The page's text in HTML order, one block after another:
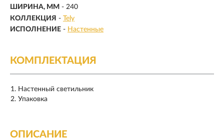
ШИРИНА, ММ - 240
КОЛЛЕКЦИЯ - Tely
ИСПОЛНЕНИЕ - Настенные
КОМПЛЕКТАЦИЯ
Настенный светильник
Упаковка
ОПИСАНИЕ